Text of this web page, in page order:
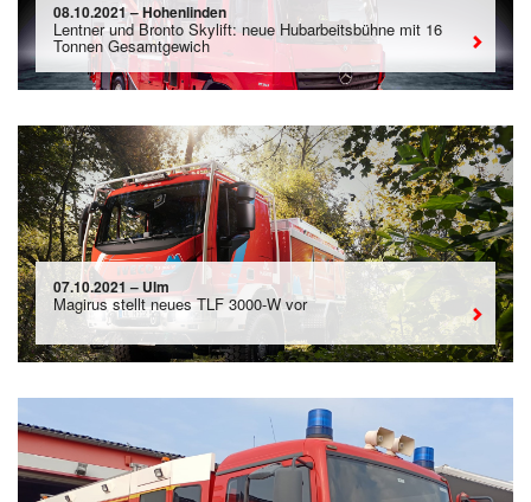
08.10.2021 – Hohenlinden
Lentner und Bronto Skylift: neue Hubarbeitsbühne mit 16
Tonnen Gesamtgewich
07.10.2021 – Ulm
Magirus stellt neues TLF 3000-W vor